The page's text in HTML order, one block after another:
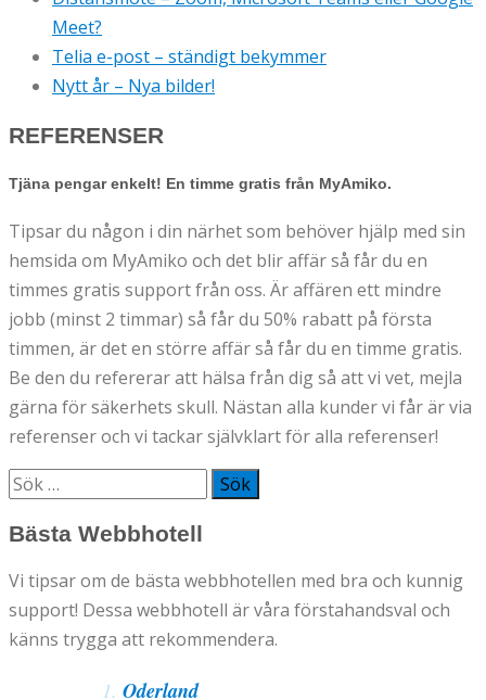
Meet?
Telia e-post – ständigt bekymmer
Nytt år – Nya bilder!
REFERENSER
Tjäna pengar enkelt! En timme gratis från MyAmiko.
Tipsar du någon i din närhet som behöver hjälp med sin
hemsida om MyAmiko och det blir affär så får du en
timmes gratis support från oss. Är affären ett mindre
jobb (minst 2 timmar) så får du 50% rabatt på första
timmen, är det en större affär så får du en timme gratis.
Be den du refererar att hälsa från dig så att vi vet, mejla
gärna för säkerhets skull. Nästan alla kunder vi får är via
referenser och vi tackar självklart för alla referenser!
Sök
Bästa Webbhotell
Vi tipsar om de bästa webbhotellen med bra och kunnig
support! Dessa webbhotell är våra förstahandsval och
känns trygga att rekommendera.
Oderland